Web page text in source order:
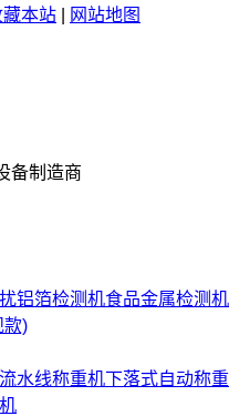
藏本站 网站地图
备制造商
铝箔检测机食品金属检测机
款)
水线称重机下落式自动称重